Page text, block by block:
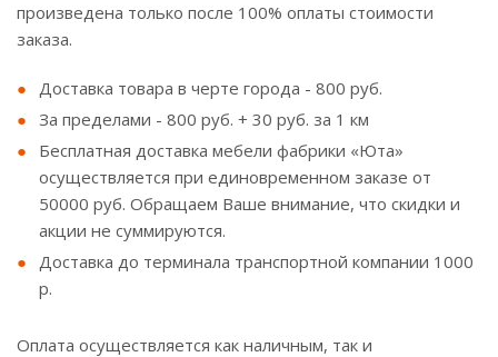
произведена только после 100% оплаты стоимости
заказа.
Доставка товара в черте города - 800 руб.
За пределами - 800 руб. + 30 руб. за 1 км
Бесплатная доставка мебели фабрики «Юта»
осуществляется при единовременном заказе от
50000 руб. Обращаем Ваше внимание, что скидки и
акции не суммируются.
Доставка до терминала транспортной компании 1000
р.
Оплата осуществляется как наличным, так и